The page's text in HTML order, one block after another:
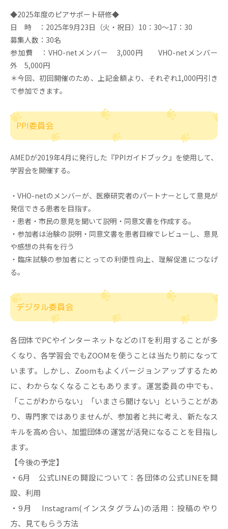
◆2025年度のピアサポート研修◆
日 時 ：2025年9月23日（火・祝日）10：30～17：30
募集人数：30名
参加費 ：VHO-netメンバー 3,000円 VHO-netメンバー
外 5,000円
＊今回、初回開催のため、上記金額より、それぞれ1,000円引き
で参加できます。
PPI委員会
AMEDが2019年4月に発行した『PPIガイドブック』を使用して、
学習会を開催する。
・VHO-netのメンバーが、医療研究者のパートナーとして意見が
発信できる患者を目指す。
・患者・市民の意見を聞いて説明・同意文書を作成する。
・参加者は治験の説明・同意文書を患者目線でレビューし、意見
や感想の共有を行う
・臨床試験の参加者にとっての利便性向上、理解促進につなげ
る。
デジタル委員会
各団体でPCやインターネットなどのITを利⽤することが多
くなり、各学習会でもZOOMを使うことは当たり前になって
います。しかし、Zoomもよくバージョンアップするため
に、わからなくなることもあります。運営委員の中でも、
「ここがわからない」「いまさら聞けない」ということがあ
り、専⾨家ではありませんが、参加者と共に考え、新たなス
キルを⾼め合い、加盟団体の運営が活発になることを⽬指し
ます。
【今後の予定】
・6月 公式LINEの開設について：各団体の公式LINEを開
設、利用
・9月 Instagram(インスタグラム)の活用：投稿のやり
方、見てもらう方法